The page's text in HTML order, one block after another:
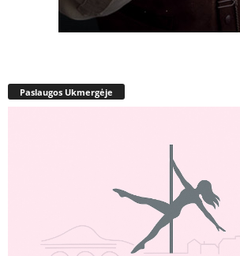
Paslaugos Ukmergėje